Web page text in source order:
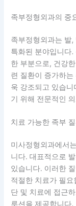
족부정형외과의 중
족부정형외과는 발
특화된 분야입니다.
한 부분으로, 건강
련 질환이 증가하
욱 강조되고 있습
기 위해 전문적인
치료 가능한 족부
미사정형외과에서
니다. 대표적으로
있습니다. 이러한
적절한 치료가 필
단 및 치료에 접근
루션을 제공합니다.